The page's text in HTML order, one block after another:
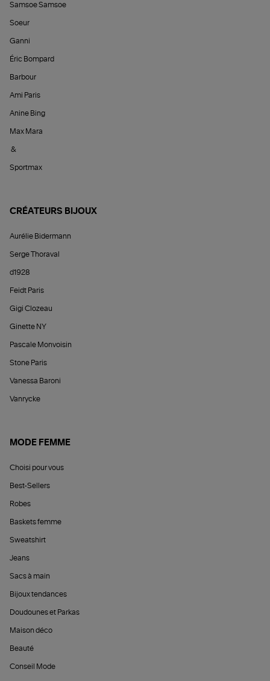
Samsoe Samsoe
Soeur
Ganni
Éric Bompard
Barbour
Ami Paris
Anine Bing
Max Mara
&
Sportmax
CRÉATEURS BIJOUX
Aurélie Bidermann
Serge Thoraval
d1928
Feidt Paris
Gigi Clozeau
Ginette NY
Pascale Monvoisin
Stone Paris
Vanessa Baroni
Vanrycke
MODE FEMME
Choisi pour vous
Best-Sellers
Robes
Baskets femme
Sweatshirt
Jeans
Sacs à main
Bijoux tendances
Doudounes et Parkas
Maison déco
Beauté
Conseil Mode